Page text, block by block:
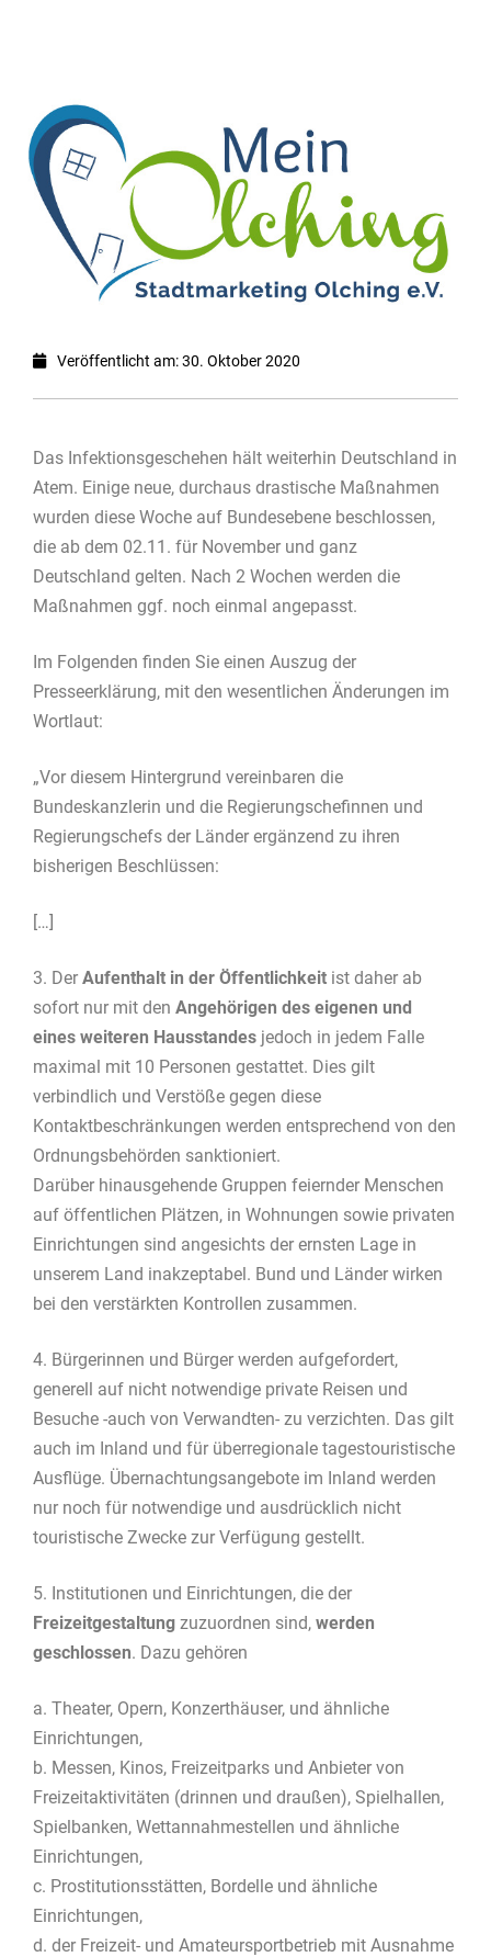
Veröffentlicht am: 30. Oktober 2020
Das Infektionsgeschehen hält weiterhin Deutschland in
Atem. Einige neue, durchaus drastische Maßnahmen
wurden diese Woche auf Bundesebene beschlossen,
die ab dem 02.11. für November und ganz
Deutschland gelten. Nach 2 Wochen werden die
Maßnahmen ggf. noch einmal angepasst.
Im Folgenden finden Sie einen Auszug der
Presseerklärung, mit den wesentlichen Änderungen im
Wortlaut:
„Vor diesem Hintergrund vereinbaren die
Bundeskanzlerin und die Regierungschefinnen und
Regierungschefs der Länder ergänzend zu ihren
bisherigen Beschlüssen:
[…]
3. Der Aufenthalt in der Öffentlichkeit ist daher ab
sofort nur mit den Angehörigen des eigenen und
eines weiteren Hausstandes jedoch in jedem Falle
maximal mit 10 Personen gestattet. Dies gilt
verbindlich und Verstöße gegen diese
Kontaktbeschränkungen werden entsprechend von den
Ordnungsbehörden sanktioniert.
Darüber hinausgehende Gruppen feiernder Menschen
auf öffentlichen Plätzen, in Wohnungen sowie privaten
Einrichtungen sind angesichts der ernsten Lage in
unserem Land inakzeptabel. Bund und Länder wirken
bei den verstärkten Kontrollen zusammen.
4. Bürgerinnen und Bürger werden aufgefordert,
generell auf nicht notwendige private Reisen und
Besuche -auch von Verwandten- zu verzichten. Das gilt
auch im Inland und für überregionale tagestouristische
Ausflüge. Übernachtungsangebote im Inland werden
nur noch für notwendige und ausdrücklich nicht
touristische Zwecke zur Verfügung gestellt.
5. Institutionen und Einrichtungen, die der
Freizeitgestaltung zuzuordnen sind, werden
geschlossen. Dazu gehören
a. Theater, Opern, Konzerthäuser, und ähnliche
Einrichtungen,
b. Messen, Kinos, Freizeitparks und Anbieter von
Freizeitaktivitäten (drinnen und draußen), Spielhallen,
Spielbanken, Wettannahmestellen und ähnliche
Einrichtungen,
c. Prostitutionsstätten, Bordelle und ähnliche
Einrichtungen,
d. der Freizeit- und Amateursportbetrieb mit Ausnahme